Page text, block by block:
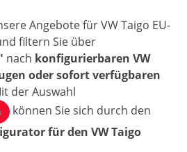
Angebote für VW Taigo EU-
filtern Sie über
nach konfigurierbaren VW
oder sofort verfügbaren
der Auswahl
können Sie sich durch den
für den VW Taigo